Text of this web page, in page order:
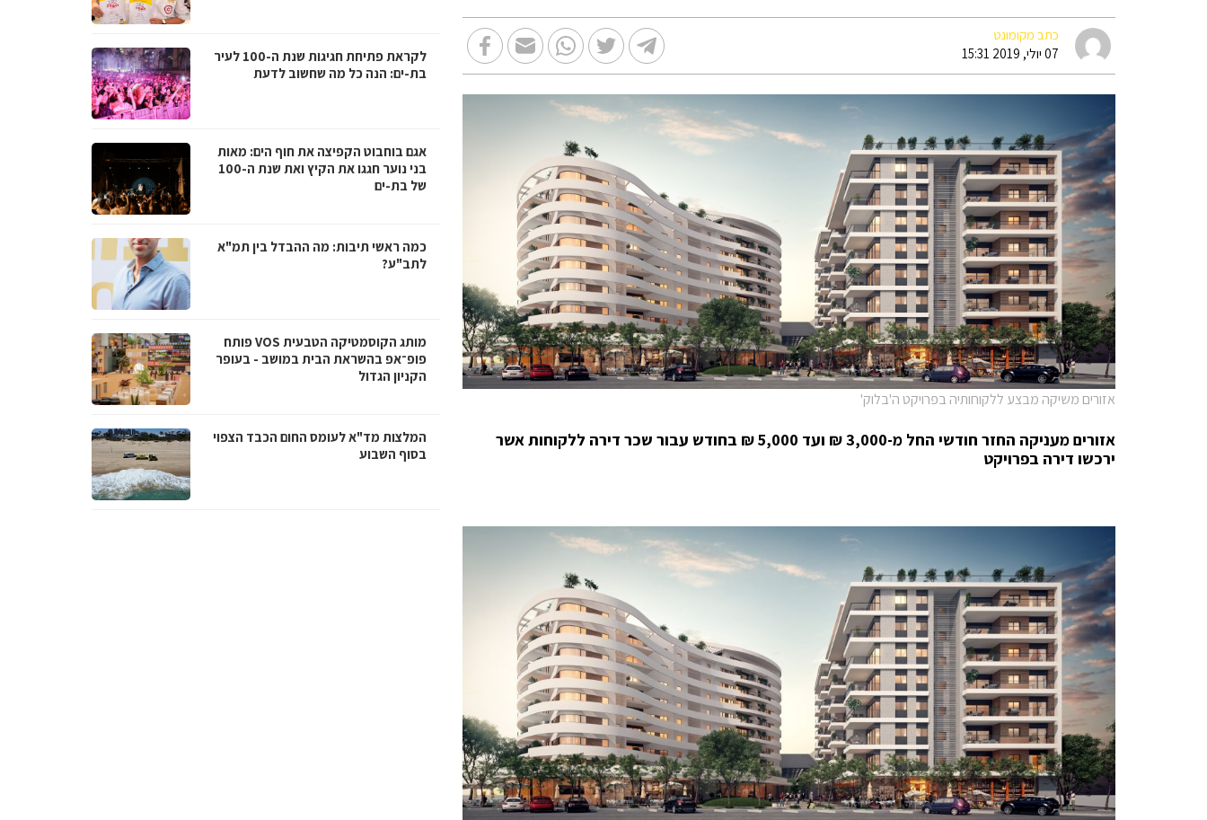
כתב מקומונט
07 יולי, 2019 15:31
אזורים משיקה מבצע ללקוחותיה בפרויקט ה'בלוק'
אזורים מעניקה החזר חודשי החל מ-3,000 ₪ ועד 5,000 ₪ בחודש עבור שכר דירה ללקוחות אשר
ירכשו דירה בפרויקט
לקראת פתיחת חגיגות שנת ה-100 לעיר
בת-ים: הנה כל מה שחשוב לדעת
אגם בוחבוט הקפיצה את חוף הים: מאות
בני נוער חגגו את הקיץ ואת שנת ה-100
של בת-ים
כמה ראשי תיבות: מה ההבדל בין תמ"א
לתב"ע?
מותג הקוסמטיקה הטבעית VOS פותח
פופ־אפ בהשראת הבית במושב - בעופר
הקניון הגדול
המלצות מד"א לעומס החום הכבד הצפוי
בסוף השבוע